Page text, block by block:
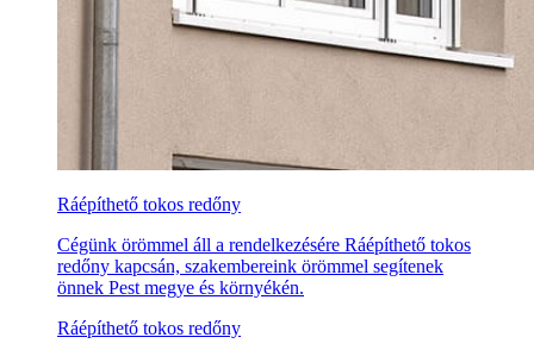
Ráépíthető tokos redőny
Cégünk örömmel áll a rendelkezésére Ráépíthető tokos
redőny kapcsán, szakembereink örömmel segítenek
önnek Pest megye és környékén.
Ráépíthető tokos redőny